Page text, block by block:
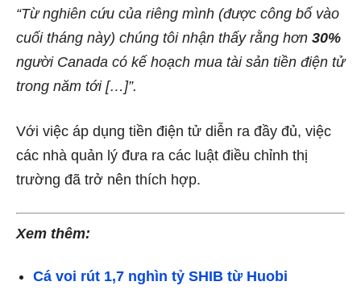
“Từ nghiên cứu của riêng mình (được công bố vào
cuối tháng này) chúng tôi nhận thấy rằng hơn 30%
người Canada có kế hoạch mua tài sản tiền điện tử
trong năm tới […]”.
Với việc áp dụng tiền điện tử diễn ra đầy đủ, việc
các nhà quản lý đưa ra các luật điều chỉnh thị
trường đã trở nên thích hợp.
Xem thêm:
Cá voi rút 1,7 nghìn tỷ SHIB từ Huobi